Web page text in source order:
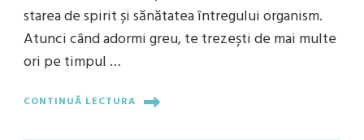
starea de spirit și sănătatea întregului organism.
Atunci când adormi greu, te trezești de mai multe
ori pe timpul …
CONTINUĂ LECTURA